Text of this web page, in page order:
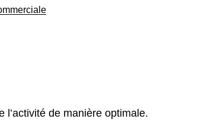
de manière optimale.